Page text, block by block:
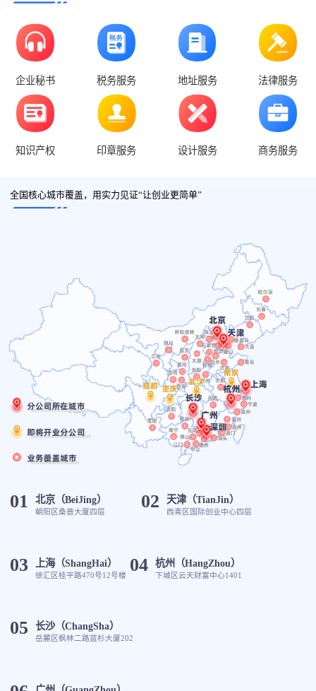
企业秘书 税务服务 地址服务 法律服务
知识产权 印章服务 设计服务 商务服务
全国核心城市覆盖，用实力见证“让创业更简单”
01 北京（BeiJing）
朝阳区桑普大厦四层 02 天津（TianJin）
西青区国际创业中心四层
03 上海（ShangHai）
徐汇区桂平路470号12号楼 04 杭州（HangZhou）
下城区云天财富中心1401
05 长沙（ChangSha）
岳麓区枫林二路蓝杉大厦202